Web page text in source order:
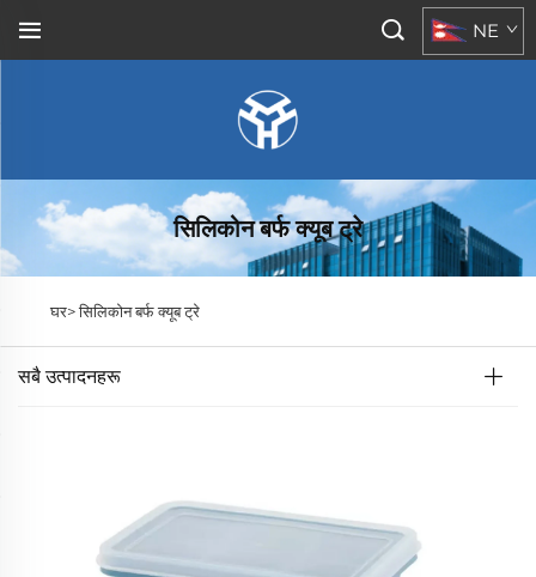
NE
सिलिकोन बर्फ क्यूब ट्रे
घर>सिलिकोन बर्फ क्यूब ट्रे
सबै उत्पादनहरू